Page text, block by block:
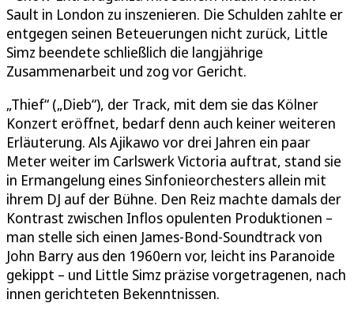
Sault in London zu inszenieren. Die Schulden zahlte er
entgegen seinen Beteuerungen nicht zurück, Little
Simz beendete schließlich die langjährige
Zusammenarbeit und zog vor Gericht.
„Thief“ („Dieb“), der Track, mit dem sie das Kölner
Konzert eröffnet, bedarf denn auch keiner weiteren
Erläuterung. Als Ajikawo vor drei Jahren ein paar
Meter weiter im Carlswerk Victoria auftrat, stand sie
in Ermangelung eines Sinfonieorchesters allein mit
ihrem DJ auf der Bühne. Den Reiz machte damals der
Kontrast zwischen Inflos opulenten Produktionen –
man stelle sich einen James-Bond-Soundtrack von
John Barry aus den 1960ern vor, leicht ins Paranoide
gekippt – und Little Simz präzise vorgetragenen, nach
innen gerichteten Bekenntnissen.